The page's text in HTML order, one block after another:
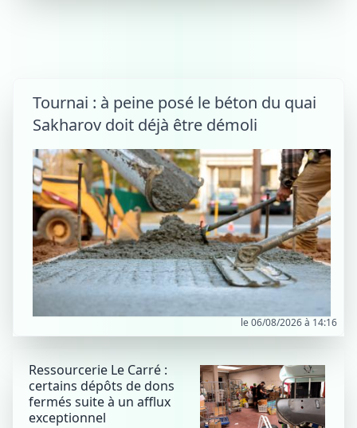
Tournai : à peine posé le béton du quai
Sakharov doit déjà être démoli
le 06/08/2026 à 14:16
Ressourcerie Le Carré :
certains dépôts de dons
fermés suite à un afflux
exceptionnel